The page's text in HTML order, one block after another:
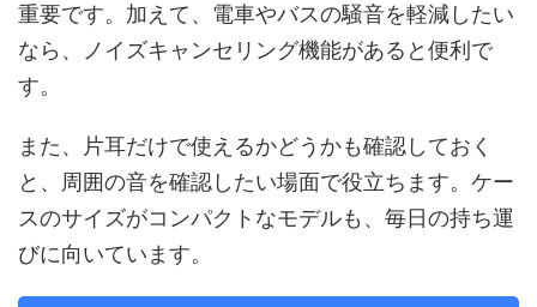
重要です。加えて、電車やバスの騒音を軽減したい
なら、ノイズキャンセリング機能があると便利で
す。
また、片耳だけで使えるかどうかも確認しておく
と、周囲の音を確認したい場面で役立ちます。ケー
スのサイズがコンパクトなモデルも、毎日の持ち運
びに向いています。